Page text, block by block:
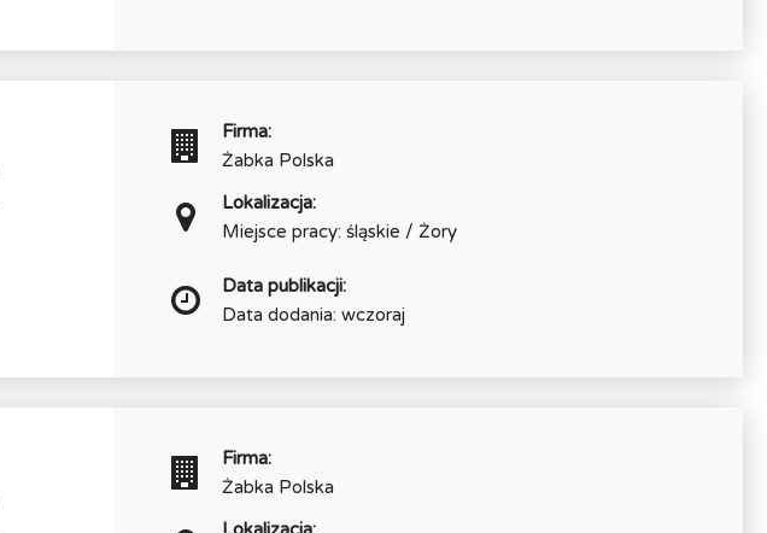
Firma:
Żabka Polska
Lokalizacja:
Miejsce pracy: śląskie / Żory
Data publikacji:
Data dodania: wczoraj
Firma:
Żabka Polska